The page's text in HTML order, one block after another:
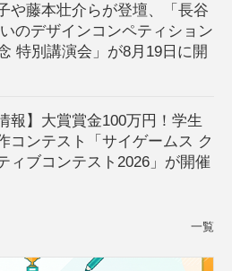
や藤本壮介らが登壇、「長谷
のデザインコンペティション
特別講演会」が8月19日に開
報】大賞賞金100万円！学生
コンテスト「サイゲームス ク
ィブコンテスト2026」が開催
一覧